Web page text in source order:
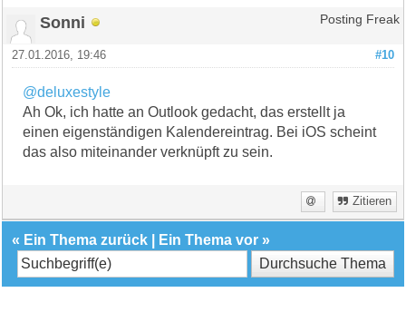
Sonni Posting Freak
#10
27.01.2016, 19:46
@deluxestyle
Ah Ok, ich hatte an Outlook gedacht, das erstellt ja
einen eigenständigen Kalendereintrag. Bei iOS scheint
das also miteinander verknüpft zu sein.
Zitieren
« Ein Thema zurück Ein Thema vor »